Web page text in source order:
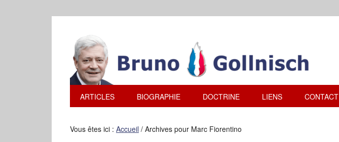
ARTICLES BIOGRAPHIE DOCTRINE LIENS CONTACT
Vous êtes ici : Accueil / Archives pour Marc Fiorentino